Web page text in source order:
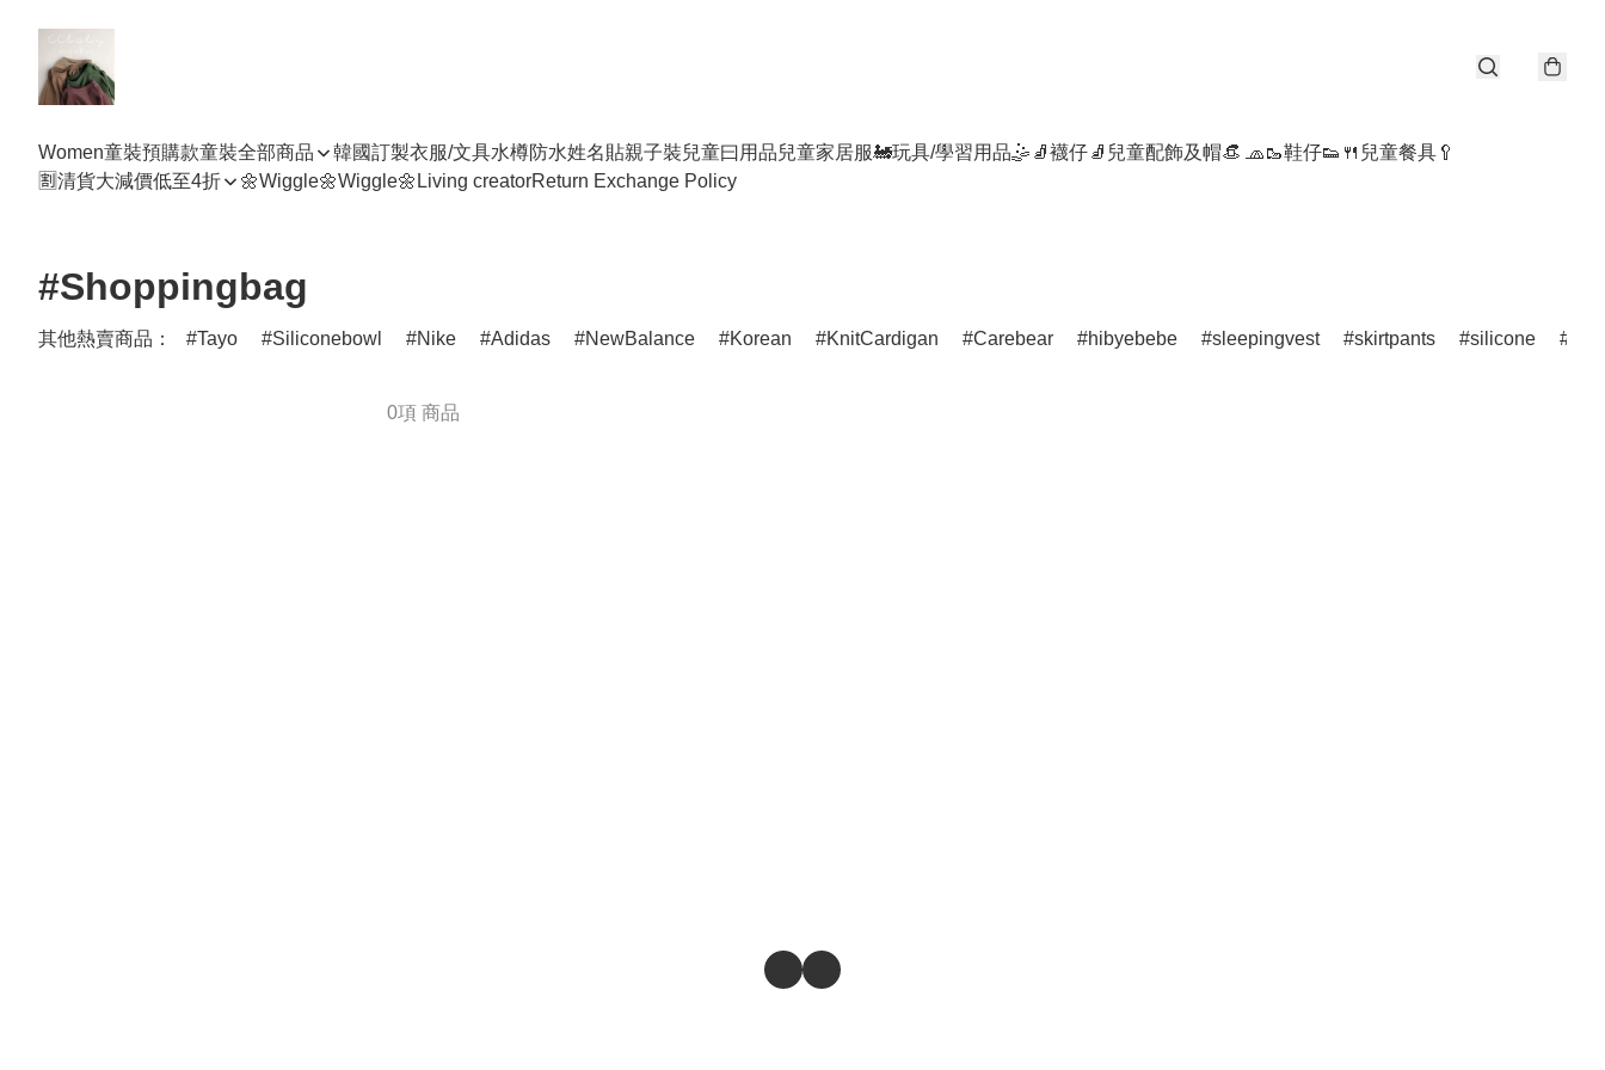
Women童裝預購款童裝全部商品 韓國訂製衣服/文具水樽防水姓名貼親子裝兒童曰用品兒童家居服🚂玩具/學習用品🤹 🧦襪仔🧦 兒童配飾及帽👒 🧢🥾鞋仔👟 🍴兒童餐具🥄
🈹清貨大減價低至4折
🌼Wiggle🌼Wiggle🌼 Living creatorReturn Exchange Policy
#Shoppingbag
其他熱賣商品： Tayo Siliconebowl Nike Adidas NewBalance Korean KnitCardigan Carebear hibyebebe sleepingvest skirtpants silicone
0項 商品